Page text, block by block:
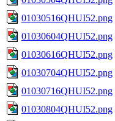
01030516QHUI52.png
01030604QHUI52.png
01030616QHUI52.png
01030704QHUI52.png
01030716QHUI52.png
01030804QHUI52.png